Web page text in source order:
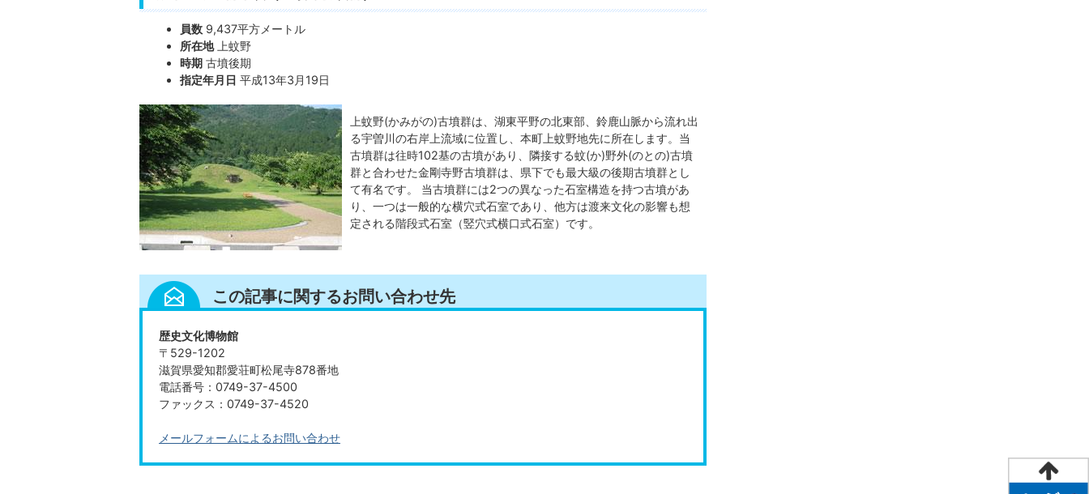
員数 9,437平方メートル
所在地上蚊野
時期 古墳後期
指定年月日 平成13年3月19日
上蚊野(かみがの)古墳群は、湖東平野の北東部、鈴鹿山脈から流れ出
る宇曽川の右岸上流域に位置し、本町上蚊野地先に所在します。当
古墳群は往時102基の古墳があり、隣接する蚊(か)野外(のとの)古墳
群と合わせた金剛寺野古墳群は、県下でも最大級の後期古墳群とし
て有名です。 当古墳群には2つの異なった石室構造を持つ古墳があ
り、一つは一般的な横穴式石室であり、他方は渡来文化の影響も想
定される階段式石室（竪穴式横口式石室）です。
この記事に関するお問い合わせ先
歴史文化博物館
〒529-1202
滋賀県愛知郡愛荘町松尾寺878番地
電話番号：0749-37-4500
ファックス：0749-37-4520
メールフォームによるお問い合わせ